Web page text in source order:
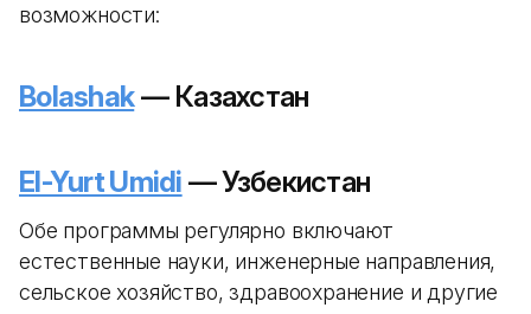
возможности:
Bolashak— Казахстан
El-Yurt Umidi — Узбекистан
Обе программы регулярно включают
естественные науки, инженерные направления,
сельское хозяйство, здравоохранение и другие